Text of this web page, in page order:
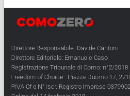
Direttore Responsabile: Davide Cantoni
Direttore Editoriale: Emanuele Caso
Registrazione Tribunale di Como: n°2/2018
Freedom of Choice - Piazza Duomo 17,
PIVA Cf e N° Iscr. Registro Imprese